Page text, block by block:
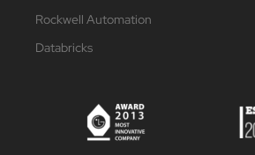
Rockwell Automation
Databricks